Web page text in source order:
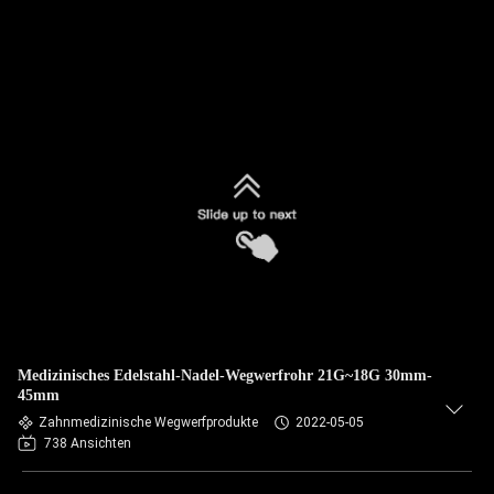
Medizinisches Edelstahl-Nadel-Wegwerfrohr 21G~18G 30mm-
45mm
Zahnmedizinische Wegwerfprodukte
2022-05-05
738 Ansichten